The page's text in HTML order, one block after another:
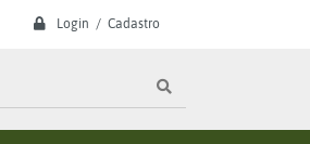
Login / Cadastro